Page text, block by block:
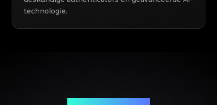
technologie.